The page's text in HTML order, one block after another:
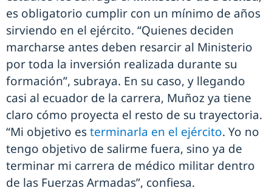
es obligatorio cumplir con un mínimo de años
sirviendo en el ejército. “Quienes deciden
marcharse antes deben resarcir al Ministerio
por toda la inversión realizada durante su
formación”, subraya. En su caso, y llegando
casi al ecuador de la carrera, Muñoz ya tiene
claro cómo proyecta el resto de su trayectoria.
“Mi objetivo esterminarla en el ejército. Yo no
tengo objetivo de salirme fuera, sino ya de
terminar mi carrera de médico militar dentro
de las Fuerzas Armadas”, confiesa.